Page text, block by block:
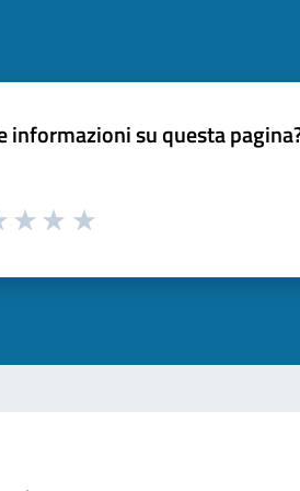
informazioni su questa